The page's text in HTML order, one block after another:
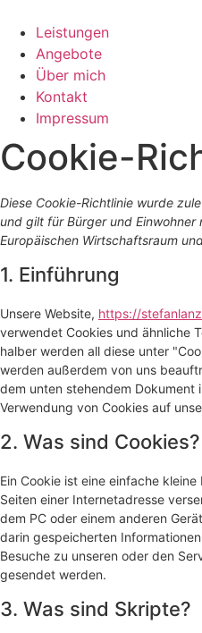
Inhalt
springen
Leistungen
Angebote
Über mich
Kontakt
Impressum
Cookie-
Diese Cookie-Richtlinie wurde
und gilt für Bürger und Einwohner
Europäischen Wirtschaftsraum
1. Einführung
Unsere Website, https://
verwendet Cookies und ähnliche
halber werden all diese unter
werden außerdem von uns
dem unten stehendem Dokument
Verwendung von Cookies auf
2. Was sind Cookies?
Ein Cookie ist eine einfache
Seiten einer Internetadresse
dem PC oder einem anderen
darin gespeicherten
Besuche zu unseren oder den
gesendet werden.
3. Was sind Skripte?